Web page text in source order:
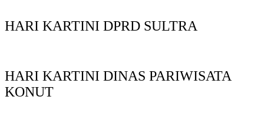
HARI KARTINI DPRD SULTRA
HARI KARTINI DINAS PARIWISATA
KONUT